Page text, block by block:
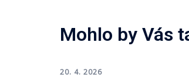
Mohlo by Vás
20. 4. 2026